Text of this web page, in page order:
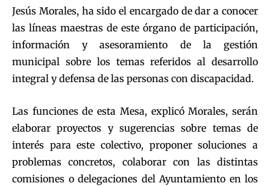
Jesús Morales, ha sido el encargado de dar a conocer
las líneas maestras de este órgano de participación,
información y asesoramiento de la gestión
municipal sobre los temas referidos al desarrollo
integral y defensa de las personas con discapacidad.
Las funciones de esta Mesa, explicó Morales, serán
elaborar proyectos y sugerencias sobre temas de
interés para este colectivo, proponer soluciones a
problemas concretos, colaborar con las distintas
comisiones o delegaciones del Ayuntamiento en los